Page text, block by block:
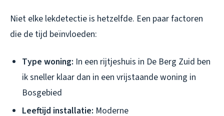
Niet elke lekdetectie is hetzelfde. Een paar factoren
die de tijd beïnvloeden:
Type woning: In een rijtjeshuis in De Berg Zuid ben
ik sneller klaar dan in een vrijstaande woning in
Bosgebied
Leeftijd installatie: Moderne